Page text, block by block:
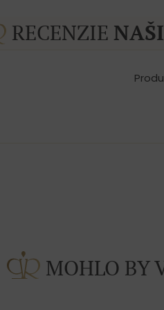
RECENZIE
MOHLO BY